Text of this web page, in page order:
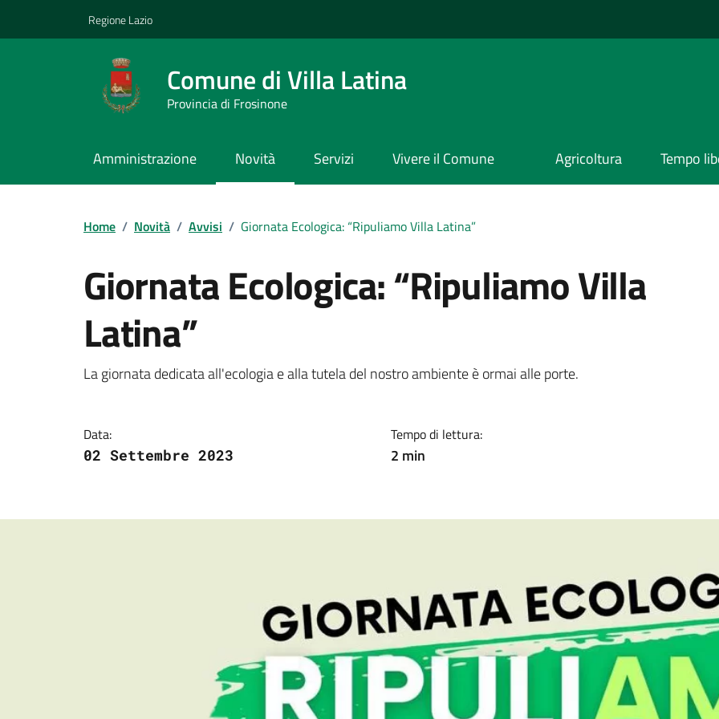
Regione Lazio
Comune di Villa Latina
Provincia di Frosinone
Amministrazione Novità Servizi Vivere il Comune Agricoltura Tempo
Home / Novità / Avvisi / Giornata Ecologica: “Ripuliamo Villa Latina”
Giornata Ecologica: “Ripuliamo Villa
Latina”
Dettagli della notizia
La giornata dedicata all'ecologia e alla tutela del nostro ambiente è ormai alle porte.
Data:
02 Settembre 2023
Tempo di lettura:
2 min